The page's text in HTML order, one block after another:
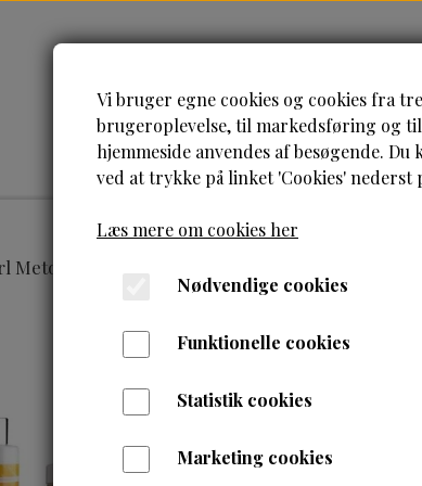
HJEM HÅRPLEJE
Metode starter sæt
Curly Girl
363,35 kr.
Vi bruger egne cookies og cookies fra
brugeroplevelse, til markedsføring og
hjemmeside anvendes af besøgende.
ved at trykke på linket 'Cookies' nederst
Læs mere om cookies her
Nødvendige cookies
Funktionelle cookies
Statistik cookies
Marketing cookies